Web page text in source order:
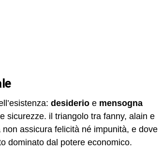
desiderio e mensogna
sicurezze. il triangolo tra fanny, alain e
assicura felicità né impunità, e dove
dominato dal potere economico.